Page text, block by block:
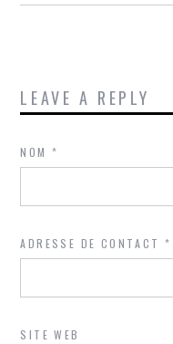
LEAVE A REPLY
NOM*
ADRESSE DE CONTACT*
SITE WEB